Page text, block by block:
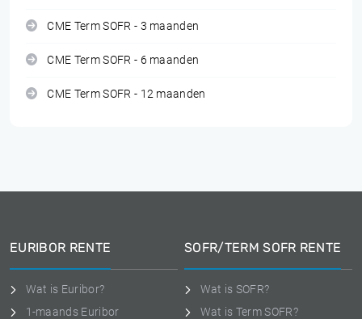
CME Term SOFR - 3 maanden
CME Term SOFR - 6 maanden
CME Term SOFR - 12 maanden
EURIBOR RENTE
Wat is Euribor?
1-maands Euribor
SOFR/TERM SOFR RENTE
Wat is SOFR?
Wat is Term SOFR?